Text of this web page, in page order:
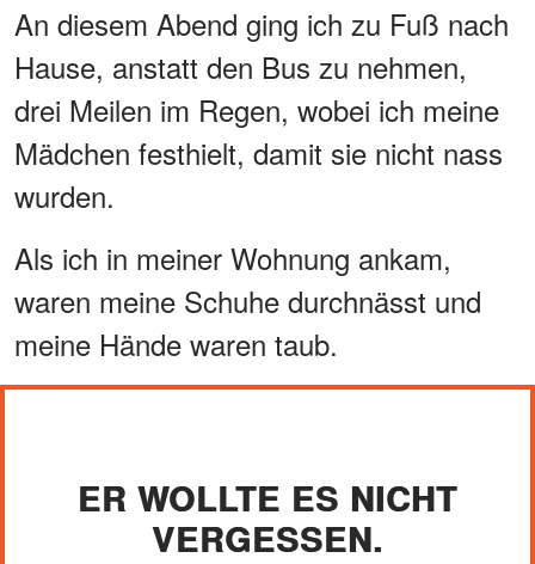
An diesem Abend ging ich zu Fuß nach
Hause, anstatt den Bus zu nehmen,
drei Meilen im Regen, wobei ich meine
Mädchen festhielt, damit sie nicht nass
wurden.
Als ich in meiner Wohnung ankam,
waren meine Schuhe durchnässt und
meine Hände waren taub.
ER WOLLTE ES NICHT
VERGESSEN.